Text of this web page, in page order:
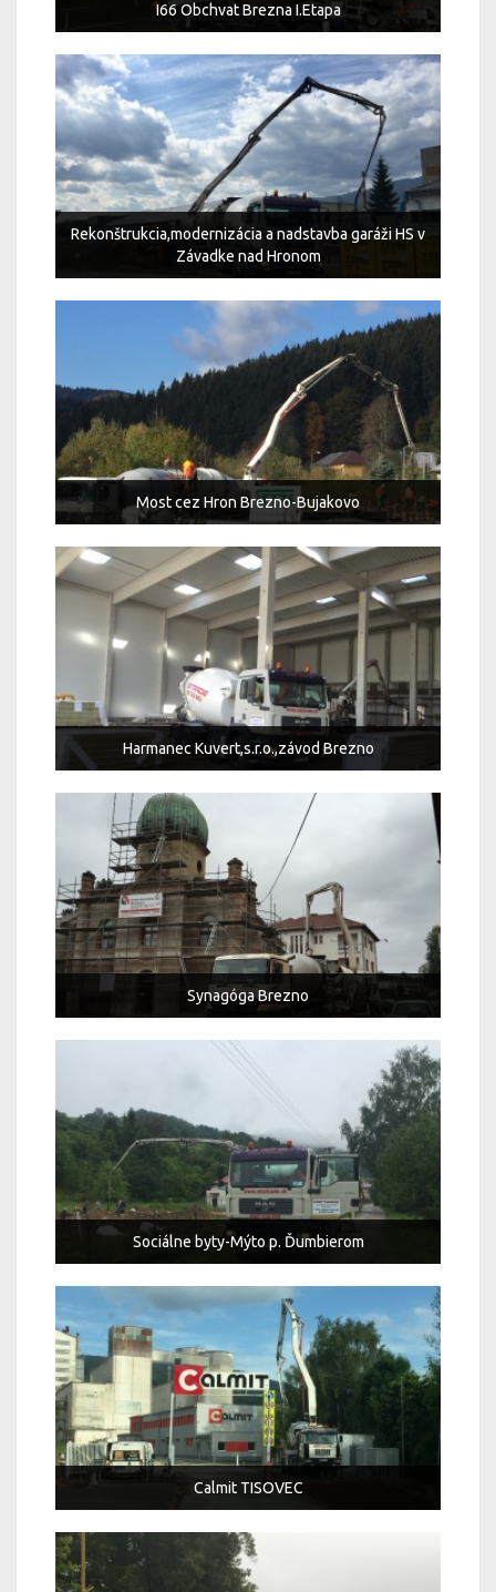
I66 Obchvat Brezna I.Etapa
Rekonštrukcia,modernizácia a nadstavba garáži HS v
Závadke nad Hronom
Most cez Hron Brezno-Bujakovo
Harmanec Kuvert,s.r.o.,závod Brezno
Synagóga Brezno
Sociálne byty-Mýto p. Ďumbierom
Calmit TISOVEC